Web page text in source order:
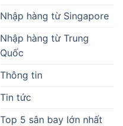
Nhập hàng từ Singapore
Nhập hàng từ Trung
Quốc
Thông tin
Tin tức
Top 5 sân bay lớn nhất